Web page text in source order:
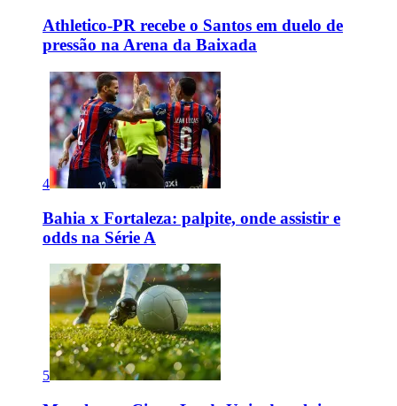
Athletico-PR recebe o Santos em duelo de
pressão na Arena da Baixada
4
Bahia x Fortaleza: palpite, onde assistir e
odds na Série A
5